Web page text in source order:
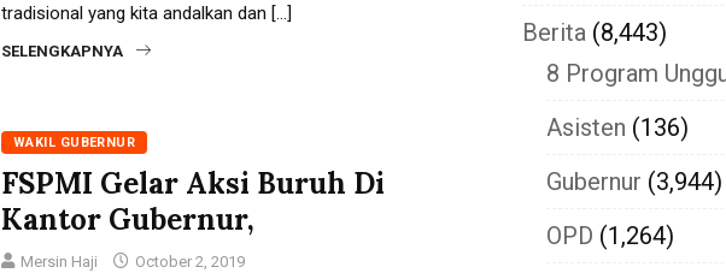
tradisional yang kita andalkan dan […]
SELENGKAPNYA
WAKIL GUBERNUR
FSPMI Gelar Aksi Buruh Di
Kantor Gubernur,
Mersin Haji October 2, 2019
Berita (8,443)
8 Program
Asisten (136)
Gubernur (3,944)
OPD (1,264)